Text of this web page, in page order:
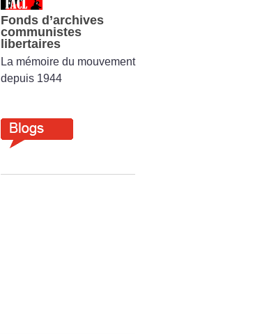
Fonds d’archives
communistes
libertaires
La mémoire du mouvement
depuis 1944